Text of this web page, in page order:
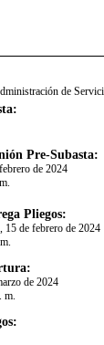
de
Pre-Subasta:
de 2024
Pliegos:
15 de febrero de 2024
de 2024
m.